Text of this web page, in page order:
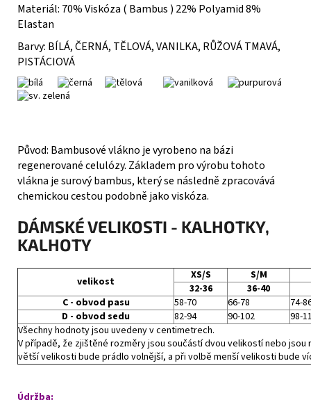
Materiál: 70% Viskóza ( Bambus ) 22% Polyamid 8%
Elastan
Barvy: BÍLÁ, ČERNÁ, TĚLOVÁ, VANILKA, RŮŽOVÁ TMAVÁ,
PISTÁCIOVÁ
Původ: Bambusové vlákno je vyrobeno na bázi
regenerované celulózy. Základem pro výrobu tohoto
vlákna je surový bambus, který se následně zpracovává
chemickou cestou podobně jako viskóza.
DÁMSKÉ VELIKOSTI - KALHOTKY,
KALHOTY
velikost XS/S
S/M
32-36
36-40
C - obvod pasu
58-70 66-78
74-
D - obvod sedu
82-94 90-102
98-
Všechny hodnoty jsou uvedeny v centimetrech.
V případě, že zjištěné rozměry jsou součástí dvou velikostí nebo
větší velikosti bude prádlo volnější, a při volbě menší velikosti bude
Údržba: